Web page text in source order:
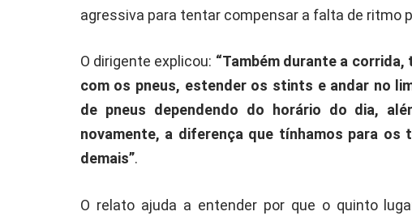
agressiva para tentar compensar a falta de ritmo
O dirigente explicou: “Também durante a
com os pneus, estender os stints e andar no
de pneus dependendo do horário do dia,
novamente, a diferença que tínhamos para
demais”.
O relato ajuda a entender por que o quinto